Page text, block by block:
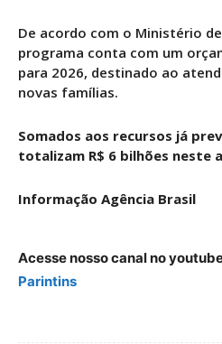
De acordo com o Ministério
programa conta com um
para 2026, destinado ao
novas famílias.
Somados aos recursos já
totalizam R$ 6 bilhões neste
Informação Agência Brasil
Acesse nosso canal no
Parintins